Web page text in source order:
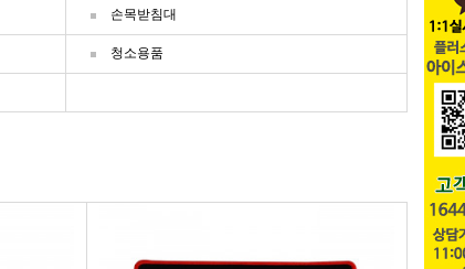
손목받침대
청소용품